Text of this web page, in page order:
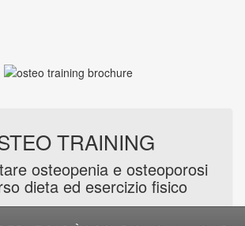
TRAINING
osteopenia e osteoporosi
dieta ed esercizio fisico